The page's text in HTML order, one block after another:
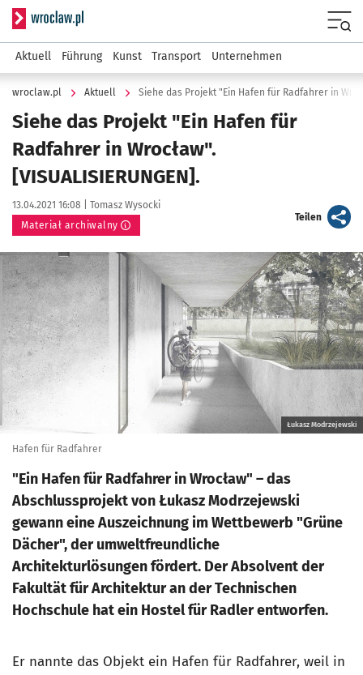
Serwis informacyjny wroclaw.pl
Aktuell Führung Kunst Transport Unternehmen
wroclaw.pl Aktuell Siehe das Projekt "Ein Hafen für Radfahrer in
Siehe das Projekt "Ein Hafen für
Radfahrer in Wrocław".
[VISUALISIERUNGEN].
Data publikacji:
13.04.2021 16:08 | Autor:
Tomasz Wysocki
Materiał archiwalny
Teilenartykuł
Kliknij, aby powiększyć
Łukasz Modrzejewski
Hafen für Radfahrer
"Ein Hafen für Radfahrer in Wrocław" – das
Abschlussprojekt von Łukasz Modrzejewski
gewann eine Auszeichnung im Wettbewerb "Grüne
Dächer", der umweltfreundliche
Architekturlösungen fördert. Der Absolvent der
Fakultät für Architektur an der Technischen
Hochschule hat ein Hostel für Radler entworfen.
Er nannte das Objekt ein Hafen für Radfahrer, weil in